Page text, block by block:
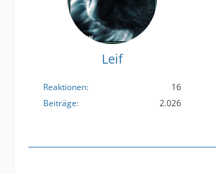
Leif
Reaktionen
16
Beiträge
2.026